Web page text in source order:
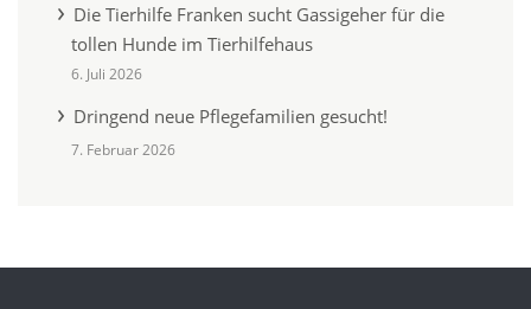
Die Tierhilfe Franken sucht Gassigeher für die
tollen Hunde im Tierhilfehaus
6. Juli 2026
Dringend neue Pflegefamilien gesucht!
7. Februar 2026